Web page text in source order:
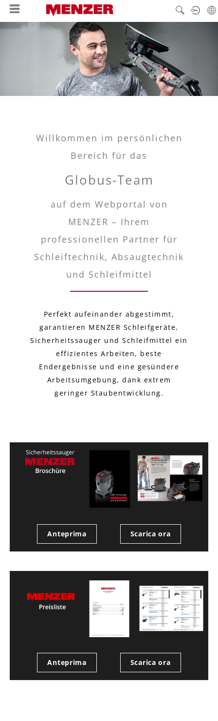
principale
Willkommen im persönlichen
Bereich für das
Globus-Team
auf dem Webportal von
MENZER – Ihrem
professionellen Partner für
Schleiftechnik, Absaugtechnik
und Schleifmittel
Perfekt aufeinander abgestimmt,
garantieren MENZER Schleifgeräte,
Sicherheitssauger und Schleifmittel ein
effizientes Arbeiten, beste
Endergebnisse und eine gesündere
Arbeitsumgebung, dank extrem
geringer Staubentwicklung.
Anteprima Scarica ora
Anteprima Scarica ora